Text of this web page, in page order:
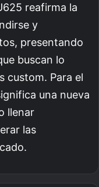
reafirma la
y
presentando
buscan lo
custom. Para el
una nueva
llenar
las